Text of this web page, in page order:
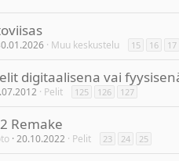
Muu keskustelu 15 16 17
digitaalisena vai
Pelit 125 126 127
Remake
20.10.2022 Pelit 23 24 25